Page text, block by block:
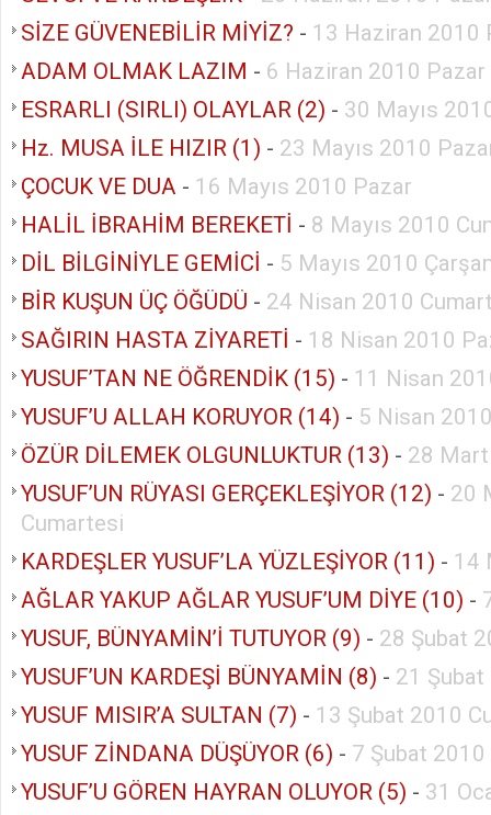
SİZE GÜVENEBİLİR MİYİZ? - 13 Haziran 2010
ADAM OLMAK LAZIM - 6 Haziran 2010 Pazar
ESRARLI (SIRLI) OLAYLAR (2) - 30 Mayıs
Hz. MUSA İLE HIZIR (1) - 23 Mayıs 2010
ÇOCUK VE DUA - 16 Mayıs 2010 Pazar
HALİL İBRAHİM BEREKETİ - 8 Mayıs 2010
DİL BİLGİNİYLE GEMİCİ - 5 Mayıs 2010
BİR KUŞUN ÜÇ ÖĞÜDÜ - 24 Nisan 2010
SAĞIRIN HASTA ZİYARETİ - 18 Nisan 2010
YUSUF’TAN NE ÖĞRENDİK (15) - 11 Nisan
YUSUF’U ALLAH KORUYOR (14) - 5 Nisan
ÖZÜR DİLEMEK OLGUNLUKTUR (13) - 28
YUSUF’UN RÜYASI GERÇEKLEŞİYOR (12) - 20
Cumartesi
KARDEŞLER YUSUF’LA YÜZLEŞİYOR (11) - 14
AĞLAR YAKUP AĞLAR YUSUF’UM DİYE (10) -
YUSUF, BÜNYAMİN’İ TUTUYOR (9) - 28 Şubat
YUSUF’UN KARDEŞİ BÜNYAMİN (8) - 21
YUSUF MISIR’A SULTAN (7) - 13 Şubat 2010
YUSUF ZİNDANA DÜŞÜYOR (6) - 7 Şubat
YUSUF’U GÖREN HAYRAN OLUYOR (5) - 31